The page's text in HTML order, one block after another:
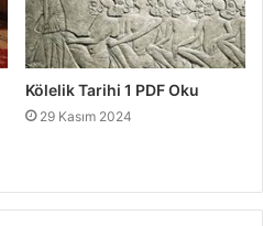
Kölelik Tarihi 1 PDF Oku
29 Kasım 2024